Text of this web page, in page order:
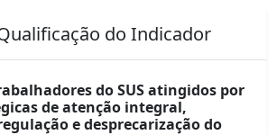
do Indicador
do SUS atingidos por
de atenção integral,
e desprecarização do